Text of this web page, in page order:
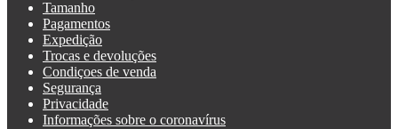
Tamanho
Pagamentos
Expedição
Trocas e devoluções
Condiçoes de venda
Segurança
Privacidade
Informações sobre o coronavírus